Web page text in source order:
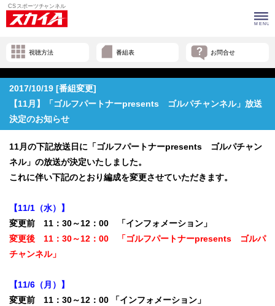
視聴方法 番組表 お問合せ
2017/10/19 [番組変更]
【11月】「ゴルフパートナーpresents ゴルパチャンネル」放送
決定のお知らせ
11月の下記放送日に「ゴルフパートナーpresents ゴルパチャン
ネル」の放送が決定いたしました。
これに伴い下記のとおり編成を変更させていただきます。
【11/1（水）】
変更前 11：30～12：00 「インフォメーション」
変更後 11：30～12：00 「ゴルフパートナーpresents ゴルパ
チャンネル」
【11/6（月）】
変更前 11：30～12：00 「インフォメーション」